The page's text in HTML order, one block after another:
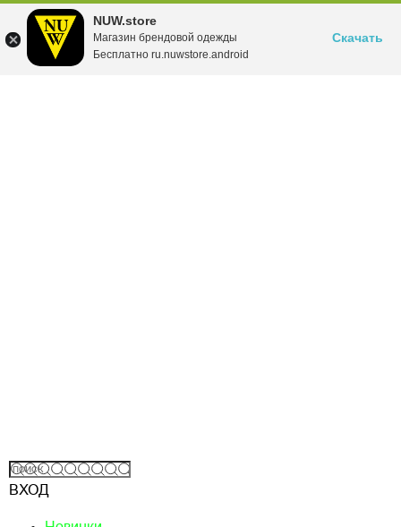
NUW.store
Магазин брендовой одежды
Бесплатно ru.nuwstore.android
Скачать
ВХОД